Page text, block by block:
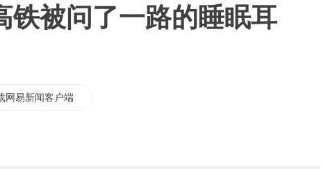
铁被问了一路的睡眠耳
网易新闻客户端